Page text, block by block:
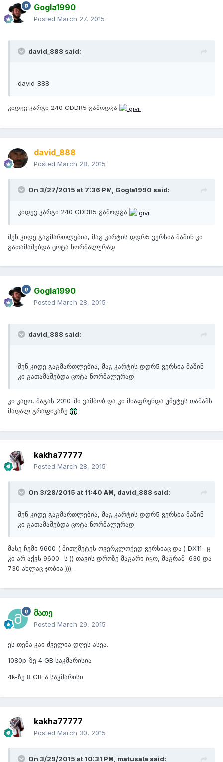
Gogla1990
Posted March 27, 2015
david_888 said:
david_888
კიდევ კარგი 240 GDDR5 გამოდგა
david_888
Posted March 28, 2015
On 3/27/2015 at 7:36 PM, Gogla1990 said:
კიდევ კარგი 240 GDDR5 გამოდგა
შენ კიდე გაგმართლებია, მაგ კარტის დდრ5 ვერსია მაშინ კი
გათამაშებდა ცოტა ნორმალურად
Gogla1990
Posted March 28, 2015
david_888 said:
შენ კიდე გაგმართლებია, მაგ კარტის დდრ5 ვერსია მაშინ
კი გათამაშებდა ცოტა ნორმალურად
კი კაცო, მაგას 2010-ში ვამბობ და კი მიაფრენდა უმეტეს თამაშს
მაღალ გრაფიკაზე
kakha77777
Posted March 28, 2015
On 3/28/2015 at 11:40 AM, david_888 said:
შენ კიდე გაგმართლებია, მაგ კარტის დდრ5 ვერსია მაშინ
კი გათამაშებდა ცოტა ნორმალურად
მასე ჩემი 9600 ( მითუმეტეს ოვერკლოქედ ვერსიაც და ) DX11 -ც
კი არ აქვს 9600 -ს )) თავის დროზე მაგარი იყო, მაგრამ 630 და
730 ახლაც ჯობია ))).
მათე
Posted March 29, 2015
ეს თემა კაი ძველია დღეს ასეა.
1080p-ზე 4 GB საკმარისია
4k-ზე 8 GB-ა საკმარისი
kakha77777
Posted March 30, 2015
On 3/29/2015 at 10:31 PM, matusala said: